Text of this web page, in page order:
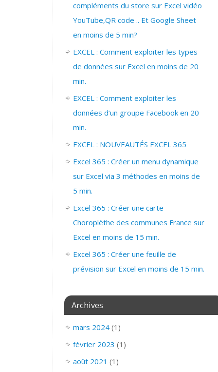
compléments du store sur Excel vidéo
YouTube,QR code .. Et Google Sheet
en moins de 5 min?
EXCEL : Comment exploiter les types
de données sur Excel en moins de 20
min.
EXCEL : Comment exploiter les
données d’un groupe Facebook en 20
min.
EXCEL : NOUVEAUTÉS EXCEL 365
Excel 365 : Créer un menu dynamique
sur Excel via 3 méthodes en moins de
5 min.
Excel 365 : Créer une carte
Choroplèthe des communes France sur
Excel en moins de 15 min.
Excel 365 : Créer une feuille de
prévision sur Excel en moins de 15 min.
Archives
mars 2024(1)
février 2023 (1)
août 2021 (1)